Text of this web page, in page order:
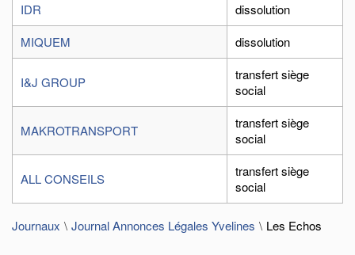
IDR
dissolution
MIQUEM
dissolution
I&J GROUP
transfert siège
social
MAKROTRANSPORT
transfert siège
social
ALL CONSEILS
transfert siège
social
Journaux Journal Annonces Légales Yvelines Les Echos